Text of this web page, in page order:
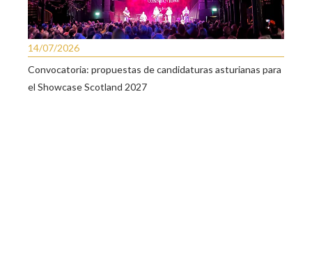
14/07/2026
Convocatoria: propuestas de candidaturas asturianas para
el Showcase Scotland 2027